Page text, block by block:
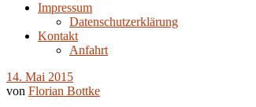
Impressum
Datenschutzerklärung
Kontakt
Anfahrt
14. Mai 2015
von Florian Bottke